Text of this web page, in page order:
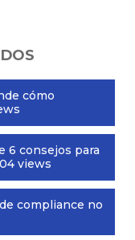
cómo
6 consejos para
views
compliance no